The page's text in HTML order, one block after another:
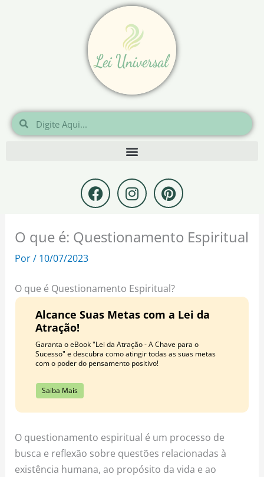
Pesquisar
Pesquisar
F
a
c
e
b
k
I
n
s
t
a
a
m
P
i
n
t
e
s
t
O que é: Questionamento Espiritual
Por/ 10/07/2023
O que é Questionamento Espiritual?
Alcance Suas Metas com a Lei da
Atração!
Garanta o eBook "Lei da Atração - A Chave para o
Sucesso" e descubra como atingir todas as suas metas
com o poder do pensamento positivo!
Saiba Mais
O questionamento espiritual é um processo de
busca e reflexão sobre questões relacionadas à
existência humana, ao propósito da vida e ao